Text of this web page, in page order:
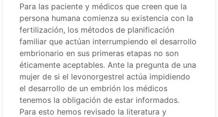
Para las paciente y médicos que creen que la
persona humana comienza su existencia con la
fertilización, los métodos de planificación
familiar que actúan interrumpiendo el desarrollo
embrionario en sus primeras etapas no son
éticamente aceptables. Ante la pregunta de una
mujer de si el levonorgestrel actúa impidiendo
el desarrollo de un embrión los médicos
tenemos la obligación de estar informados.
Para esto hemos revisado la literatura y